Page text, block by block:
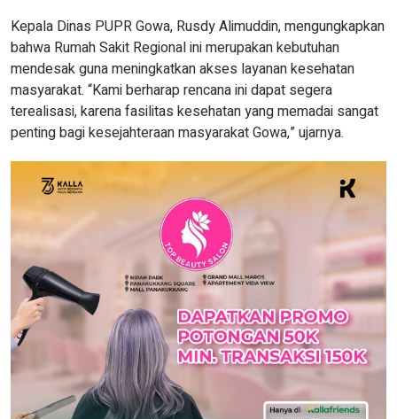
Kepala Dinas PUPR Gowa, Rusdy Alimuddin, mengungkapkan
bahwa Rumah Sakit Regional ini merupakan kebutuhan
mendesak guna meningkatkan akses layanan kesehatan
masyarakat. “Kami berharap rencana ini dapat segera
terealisasi, karena fasilitas kesehatan yang memadai sangat
penting bagi kesejahteraan masyarakat Gowa,” ujarnya.